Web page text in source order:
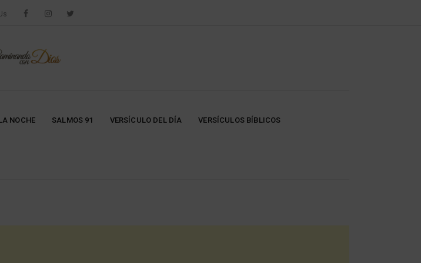
NOCHE SALMOS 91 VERSÍCULO DEL DÍA VERSÍCULOS BÍBLICOS